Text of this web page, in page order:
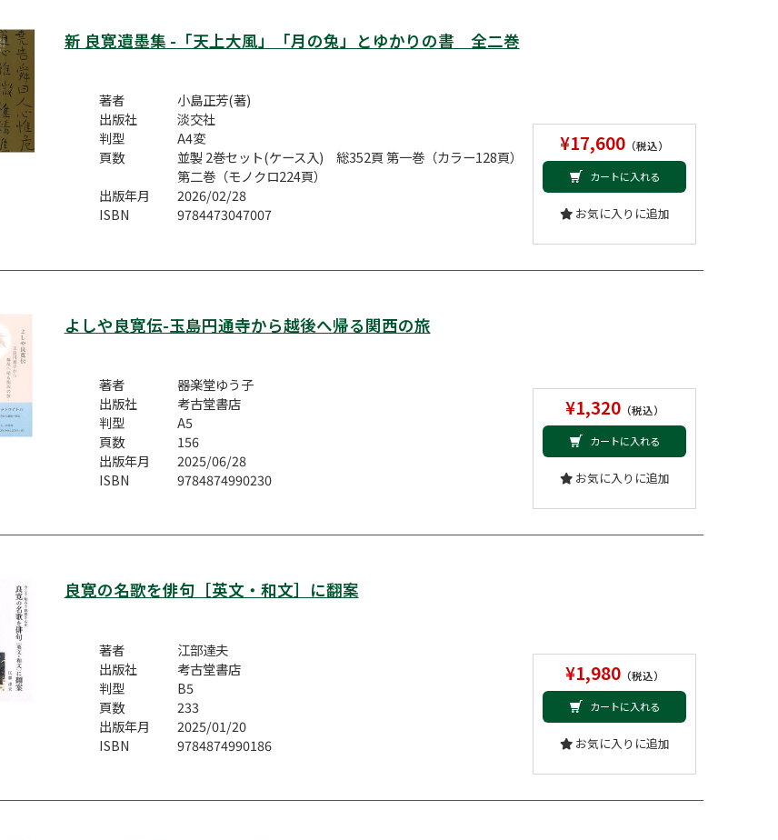
新 良寛遺墨集 -「天上大風」「月の兔」とゆかりの書 全二巻
著者
小島正芳(著)
出版社
淡交社
判型
A4変
頁数
並製 2巻セット(ケース入) 総352頁 第一巻（カラー128頁）
第二巻（モノクロ224頁）
出版年月
2026/02/28
ISBN
9784473047007
¥17,600 （税込）
カートに入れる
お気に入りに追加
よしや良寛伝-玉島円通寺から越後へ帰る関西の旅
著者
器楽堂ゆう子
出版社
考古堂書店
判型
A5
頁数
156
出版年月
2025/06/28
ISBN
9784874990230
¥1,320（税込）
カートに入れる
お気に入りに追加
良寛の名歌を俳句［英文・和文］に翻案
著者
江部達夫
出版社
考古堂書店
判型
B5
頁数
233
出版年月
2025/01/20
ISBN
9784874990186
¥1,980（税込）
カートに入れる
お気に入りに追加